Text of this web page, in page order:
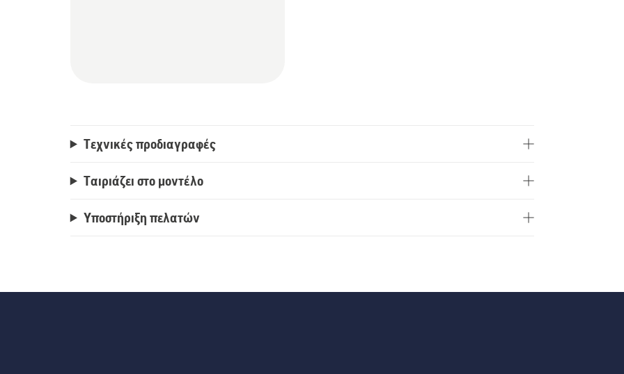
Τεχνικές προδιαγραφές
Ταιριάζει στο μοντέλο
Υποστήριξη πελατών